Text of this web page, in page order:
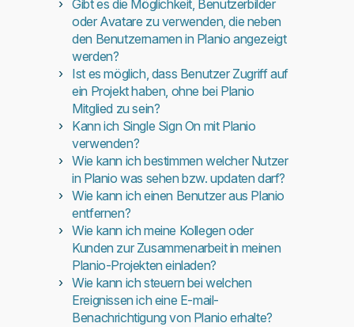
Gibt es die Möglichkeit, Benutzerbilder
oder Avatare zu verwenden, die neben
den Benutzernamen in Planio angezeigt
werden?
Ist es möglich, dass Benutzer Zugriff auf
ein Projekt haben, ohne bei Planio
Mitglied zu sein?
Kann ich Single Sign On mit Planio
verwenden?
Wie kann ich bestimmen welcher Nutzer
in Planio was sehen bzw. updaten darf?
Wie kann ich einen Benutzer aus Planio
entfernen?
Wie kann ich meine Kollegen oder
Kunden zur Zusammenarbeit in meinen
Planio-Projekten einladen?
Wie kann ich steuern bei welchen
Ereignissen ich eine E-mail-
Benachrichtigung von Planio erhalte?